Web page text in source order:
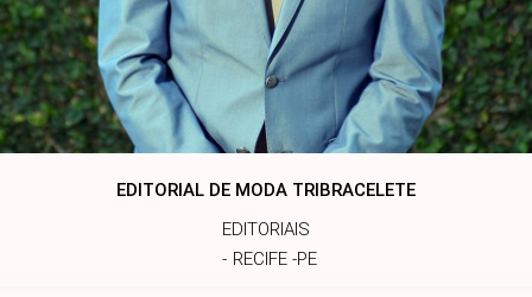
EDITORIAL DE MODA TRIBRACELETE
EDITORIAIS
RECIFE -PE